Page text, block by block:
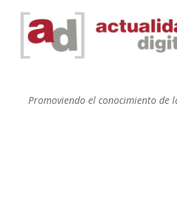
Promoviendo el conocimiento de